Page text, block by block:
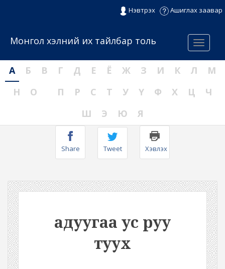
Нэвтрэх Ашиглах заавар
Menu
Монгол хэлний их тайлбар толь
А Б В Г Д Е Ё Ж З И К Л
М
Н
О П Р С Т У Ү Ф Х Ц
Ч
Ш
Э Ю Я
Share Tweet Хэвлэх
адуугаа ус руу
туух